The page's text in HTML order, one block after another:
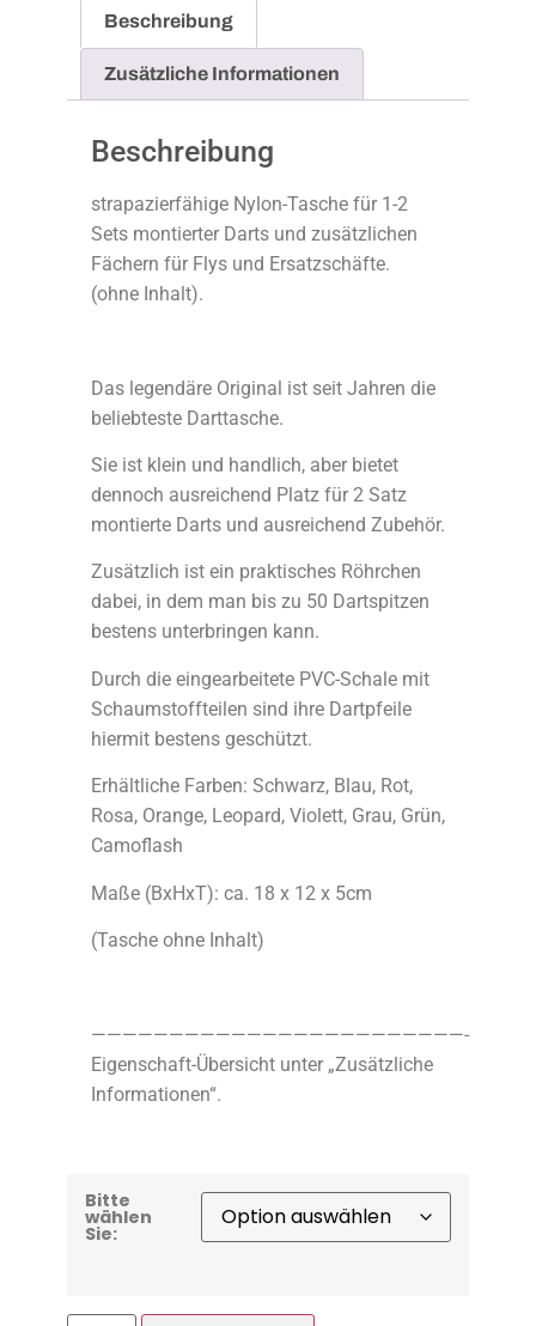
Beschreibung
Zusätzliche Informationen
Beschreibung
strapazierfähige Nylon-Tasche für 1-2
Sets montierter Darts und zusätzlichen
Fächern für Flys und Ersatzschäfte.
(ohne Inhalt).
Das legendäre Original ist seit Jahren die
beliebteste Darttasche.
Sie ist klein und handlich, aber bietet
dennoch ausreichend Platz für 2 Satz
montierte Darts und ausreichend Zubehör.
Zusätzlich ist ein praktisches Röhrchen
dabei, in dem man bis zu 50 Dartspitzen
bestens unterbringen kann.
Durch die eingearbeitete PVC-Schale mit
Schaumstoffteilen sind ihre Dartpfeile
hiermit bestens geschützt.
Erhältliche Farben: Schwarz, Blau, Rot,
Rosa, Orange, Leopard, Violett, Grau, Grün,
Camoflash
Maße (BxHxT): ca. 18 x 12 x 5cm
(Tasche ohne Inhalt)
————————————————————————-
Eigenschaft-Übersicht unter „Zusätzliche
Informationen“.
Bitte
wählen
Sie: